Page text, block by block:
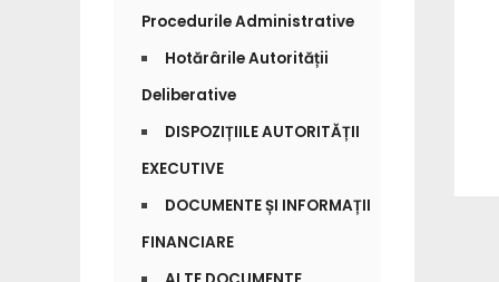
Procedurile Administrative
Hotărârile Autorității
Deliberative
DISPOZIȚIILE AUTORITĂȚII
EXECUTIVE
DOCUMENTE ȘI INFORMAȚII
FINANCIARE